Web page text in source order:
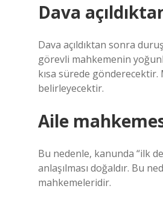
Dava
Dava açıldıktan sonra
görevli mahkemenin
kısa sürede gönderecektir.
belirleyecektir.
Aile
Bu nedenle, kanunda “ilk
anlaşılması doğaldır. Bu
mahkemeleridir.